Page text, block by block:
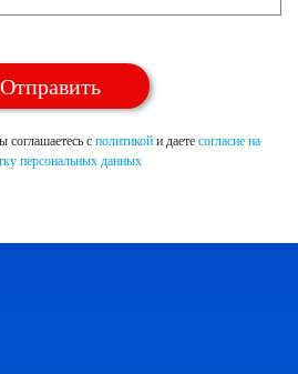
с политикой и даете согласие на
персональных данных